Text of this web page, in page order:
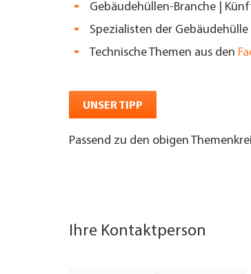
Gebäudehüllen-Branche |
Spezialisten der
Technische Themen aus den
UNSER TIPP
Passend zu den obigen
Ihre Kontaktperson